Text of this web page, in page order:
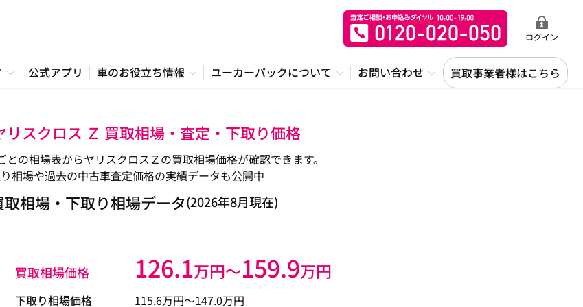
ログイン
公式アプリ 車のお役立ち情報 ユーカーパックについて お問い合わせ 買取事業者様はこちら
リスクロス Ｚ 買取相場・査定・下取り価格
との相場表からヤリスクロスＺの買取相場価格が確認できます。
相場や過去の中古車査定価格の実績データも公開中
取相場・下取り相場データ(2026年8月現在)
買取相場価格 126.1万円〜159.9万円
下取り相場価格 115.6万円〜147.0万円